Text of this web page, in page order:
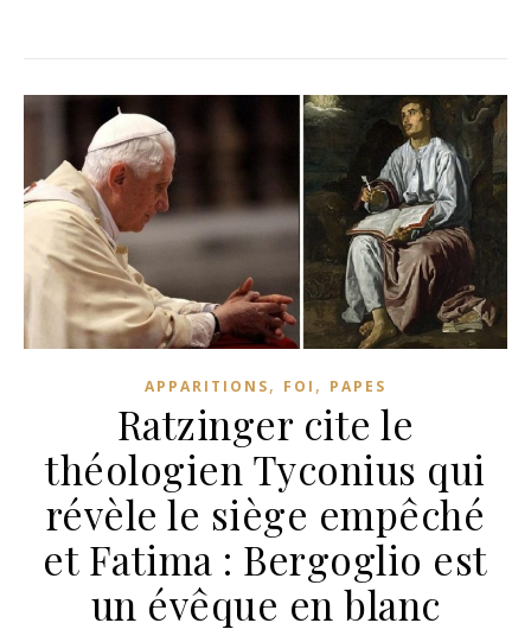
APPARITIONS, FOI , PAPES
Ratzinger cite le
théologien Tyconius qui
révèle le siège empêché
et Fatima : Bergoglio est
un évêque en blanc